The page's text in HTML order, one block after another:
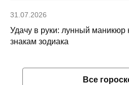
31.07.2026
Удачу в руки: лунный маникюр
знакам зодиака
Все